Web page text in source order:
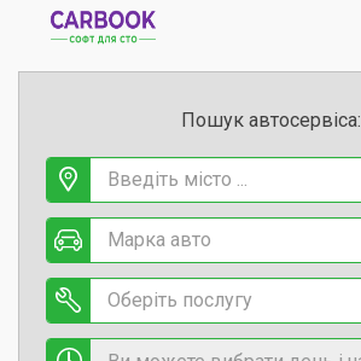
Пошук автосервіса:
Введіть місто ...
Марка авто
Оберіть послугу